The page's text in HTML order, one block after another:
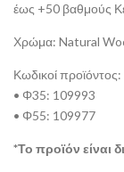
έως +50 βαθμούς
Χρώμα: Natural
Κωδικοί προϊόντος:
• Φ35: 109993
• Φ55: 109977
*Το προϊόν είναι